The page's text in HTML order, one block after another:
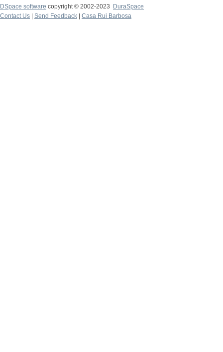
DSpace software copyright © 2002-2023
DuraSpace
Contact Us
Send Feedback Casa Rui Barbosa